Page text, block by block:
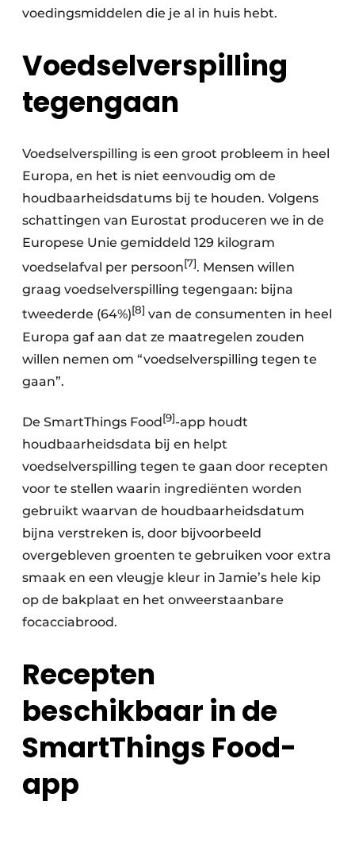
voedingsmiddelen die je al in huis hebt.
Voedselverspilling
tegengaan
Voedselverspilling is een groot probleem in heel
Europa, en het is niet eenvoudig om de
houdbaarheidsdatums bij te houden. Volgens
schattingen van Eurostat produceren we in de
Europese Unie gemiddeld 129 kilogram
voedselafval per persoon[7]. Mensen willen
graag voedselverspilling tegengaan: bijna
tweederde (64%)[8] van de consumenten in heel
Europa gaf aan dat ze maatregelen zouden
willen nemen om “voedselverspilling tegen te
gaan”.
De SmartThings Food[9]-app houdt
houdbaarheidsdata bij en helpt
voedselverspilling tegen te gaan door recepten
voor te stellen waarin ingrediënten worden
gebruikt waarvan de houdbaarheidsdatum
bijna verstreken is, door bijvoorbeeld
overgebleven groenten te gebruiken voor extra
smaak en een vleugje kleur in Jamie’s hele kip
op de bakplaat en het onweerstaanbare
focacciabrood.
Recepten
beschikbaar in de
SmartThings Food-
app